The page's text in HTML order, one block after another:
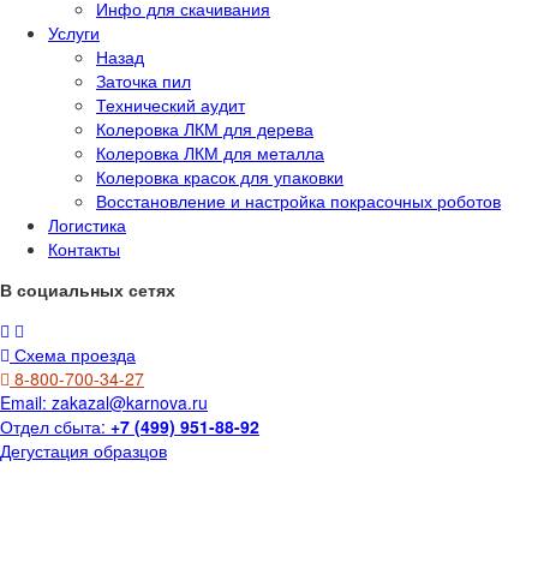
Инфо для скачивания
Услуги
Назад
Заточка пил
Технический аудит
Колеровка ЛКМ для дерева
Колеровка ЛКМ для металла
Колеровка красок для упаковки
Восстановление и настройка покрасочных роботов
Логистика
Контакты
В социальных сетях
Схема проезда
8-800-700-34-27
Email: zakazal@karnova.ru
Отдел сбыта: +7 (499) 951-88-92
Дегустация образцов